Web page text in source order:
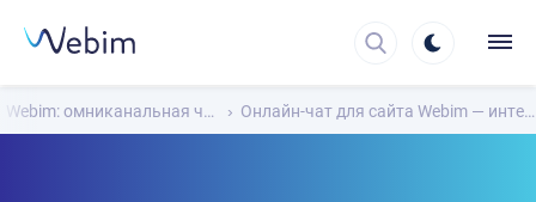
Webim: омниканальная чат-платформа для общения с клиентами Онлайн-чат для сайта Webim — интеграция, чат-боты, поддержка 24/7